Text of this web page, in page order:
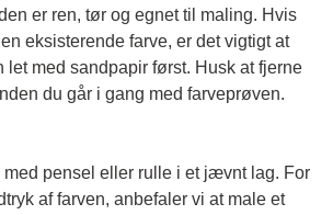
er ren, tør og egnet til maling. Hvis
eksisterende farve, er det vigtigt at
let med sandpapir først. Husk at fjerne
du går i gang med farveprøven.
med pensel eller rulle i et jævnt lag. For
af farven, anbefaler vi at male et